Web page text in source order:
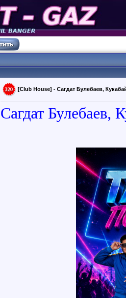
[Club House] - Сагдат Булебаев,
Сагдат